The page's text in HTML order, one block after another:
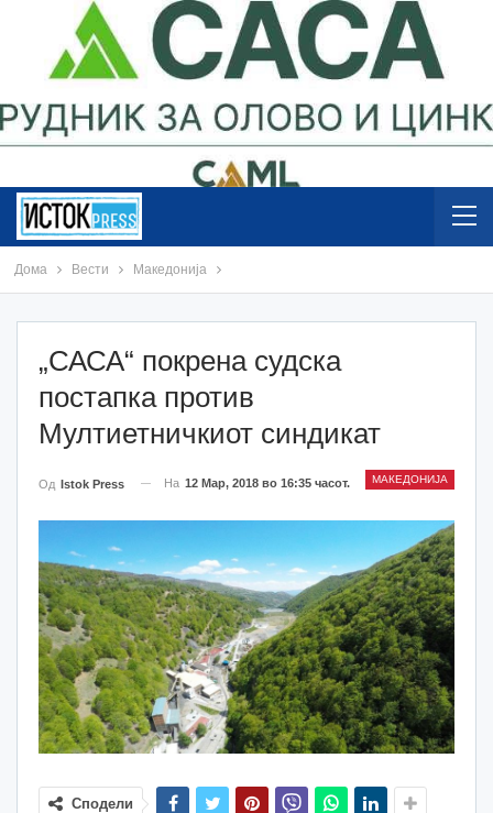
Дома Вести Македонија
„САСА“ покрена судска
постапка против
Мултиетничкиот синдикат
МАКЕДОНИЈА
Од Istok Press На 12 Мар, 2018 во 16:35 часот.
Сподели